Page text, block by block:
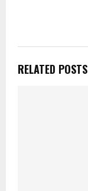
RELATED POSTS